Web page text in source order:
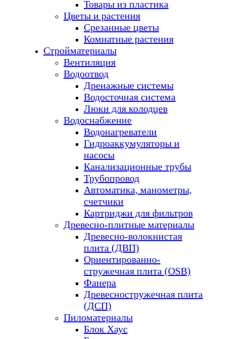
Товары из пластика
Цветы и растения
Срезанные цветы
Комнатные растения
Стройматериалы
Вентиляция
Водоотвод
Дренажные системы
Водосточная система
Люки для колодцев
Водоснабжение
Водонагреватели
Гидроаккумуляторы и
насосы
Канализационные трубы
Трубопровод
Автоматика, манометры,
счетчики
Картриджи для фильтров
Древесно-плитные материалы
Древесно-волокнистая
плита (ДВП)
Ориентированно-
стружечная плита (OSB)
Фанера
Древесностружечная плита
(ДСП)
Пиломатериалы
Блок Хаус